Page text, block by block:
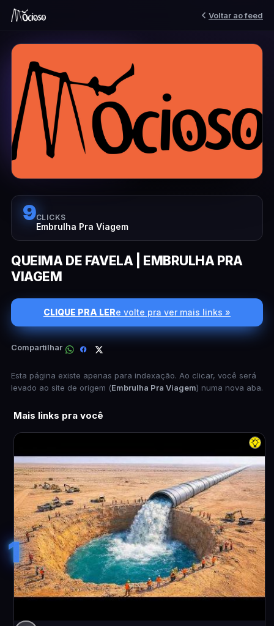
Voltar ao feed
9CLICKS
Embrulha Pra Viagem
QUEIMA DE FAVELA | EMBRULHA PRA
VIAGEM
CLIQUE PRA LERe volte pra ver mais links »
Compartilhar
Esta página existe apenas para indexação. Ao clicar, você será
levado ao site de origem (Embrulha Pra Viagem) numa nova aba.
Mais links pra você
1